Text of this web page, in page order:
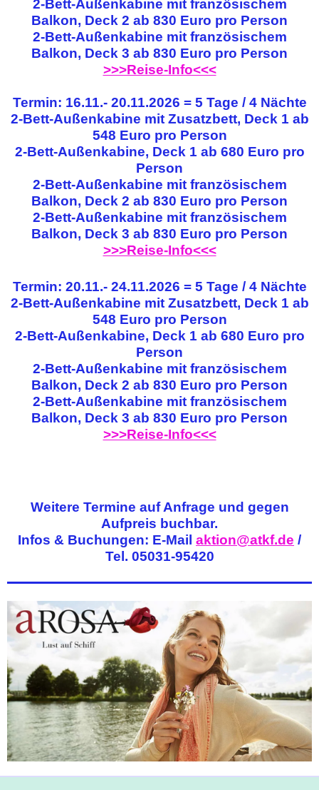
2-Bett-Außenkabine mit französischem
Balkon, Deck 2 ab 830 Euro pro Person
2-Bett-Außenkabine mit französischem
Balkon, Deck 3 ab 830 Euro pro Person
>>>Reise-Info<<<
Termin: 16.11.- 20.11.2026 = 5 Tage / 4 Nächte
2-Bett-Außenkabine mit Zusatzbett, Deck 1 ab
548 Euro pro Person
2-Bett-Außenkabine, Deck 1 ab 680 Euro pro
Person
2-Bett-Außenkabine mit französischem
Balkon, Deck 2 ab 830 Euro pro Person
2-Bett-Außenkabine mit französischem
Balkon, Deck 3 ab 830 Euro pro Person
>>>Reise-Info<<<
Termin: 20.11.- 24.11.2026 = 5 Tage / 4 Nächte
2-Bett-Außenkabine mit Zusatzbett, Deck 1 ab
548 Euro pro Person
2-Bett-Außenkabine, Deck 1 ab 680 Euro pro
Person
2-Bett-Außenkabine mit französischem
Balkon, Deck 2 ab 830 Euro pro Person
2-Bett-Außenkabine mit französischem
Balkon, Deck 3 ab 830 Euro pro Person
>>>Reise-Info<<<
Weitere Termine auf Anfrage und gegen
Aufpreis buchbar.
Infos & Buchungen: E-Mail aktion@atkf.de /
Tel. 05031-95420